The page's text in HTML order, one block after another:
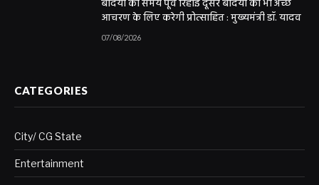
बंदियों की समय पूर्व रिहाई दूसरे बंदियों को भी अच्छे
आचरण के लिए करेगी प्रोत्साहित : मुख्यमंत्री डॉ. यादव
07/08/2026
CATEGORIES
City/ CG State
Entertainment